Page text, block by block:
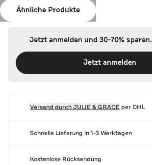
Ähnliche Produkte
Farbe:Gold
Jetzt anmelden und 30-70% sparen.
Jetzt anmelden
Versand durchJULIE & GRACEper DHL
Schnelle Lieferung in 1-3 Werktagen
Kostenlose Rücksendung